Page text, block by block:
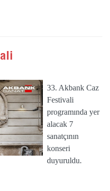
33. Akbank Caz
Festivali
programında yer
alacak 7
sanatçının
konseri
duyuruldu.